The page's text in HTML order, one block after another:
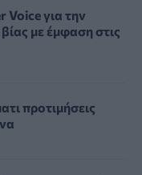
Voice για την
με έμφαση στις
προτιμήσεις